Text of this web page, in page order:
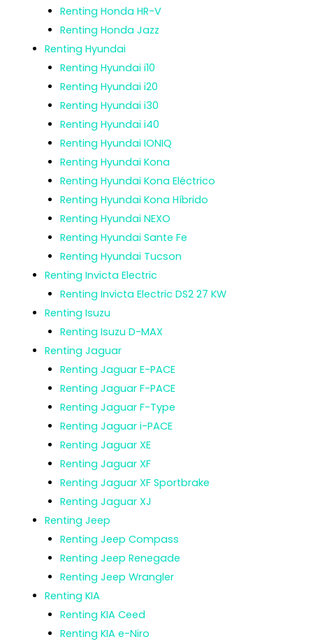
Renting Honda HR-V
Renting Honda Jazz
Renting Hyundai
Renting Hyundai i10
Renting Hyundai i20
Renting Hyundai i30
Renting Hyundai i40
Renting Hyundai IONIQ
Renting Hyundai Kona
Renting Hyundai Kona Eléctrico
Renting Hyundai Kona Híbrido
Renting Hyundai NEXO
Renting Hyundai Sante Fe
Renting Hyundai Tucson
Renting Invicta Electric
Renting Invicta Electric DS2 27 KW
Renting Isuzu
Renting Isuzu D-MAX
Renting Jaguar
Renting Jaguar E-PACE
Renting Jaguar F-PACE
Renting Jaguar F-Type
Renting Jaguar i-PACE
Renting Jaguar XE
Renting Jaguar XF
Renting Jaguar XF Sportbrake
Renting Jaguar XJ
Renting Jeep
Renting Jeep Compass
Renting Jeep Renegade
Renting Jeep Wrangler
Renting KIA
Renting KIA Ceed
Renting KIA e-Niro